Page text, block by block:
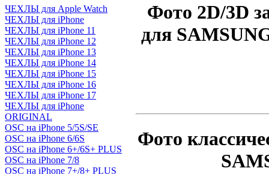
ЧЕХЛЫ для Apple Watch
ЧЕХЛЫ для iPhone
ЧЕХЛЫ для iPhone 11
ЧЕХЛЫ для iPhone 12
ЧЕХЛЫ для iPhone 13
ЧЕХЛЫ для iPhone 14
ЧЕХЛЫ для iPhone 15
ЧЕХЛЫ для iPhone 16
ЧЕХЛЫ для iPhone 17
ЧЕХЛЫ для iPhone
ORIGINAL
OSC на iPhone 5/5S/SE
OSC на iPhone 6/6S
OSC на iPhone 6+/6S+ PLUS
OSC на iPhone 7/8
OSC на iPhone 7+/8+ PLUS
Фото 2D/3D
для
Фото